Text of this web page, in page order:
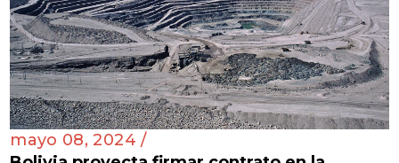
mayo 08, 2024 /